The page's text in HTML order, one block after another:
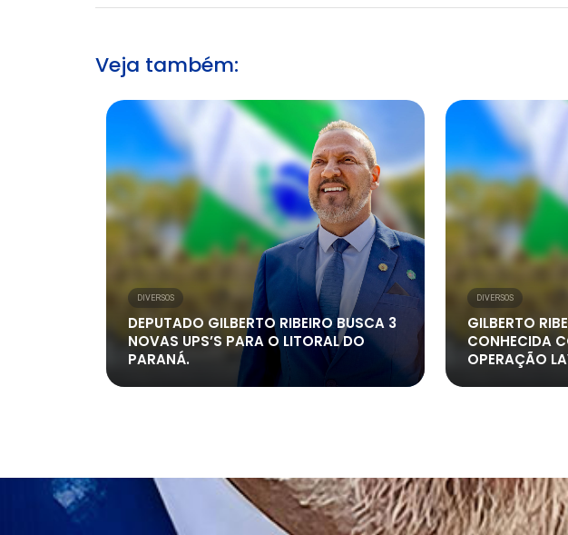
Veja também:
DIVERSOS
DEPUTADO GILBERTO RIBEIRO BUSCA 3
NOVAS UPS’S PARA O LITORAL DO
PARANÁ.
DIVERSOS
GILBERTO
CONHECIDA
OPERAÇÃO